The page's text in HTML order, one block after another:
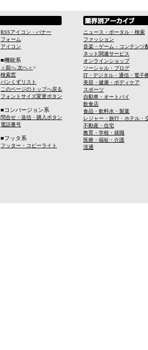
RSSアイコン・バナー
フォーム
アイコン
■機能系
＜前へ 次へ＞>
検索窓
パンくずリスト
このページのトップへ戻る
フォントサイズ変更ボタン
■コンバージョン系
問合せ・送信・購入ボタン
電話番号
■フッタ系
フッター・コピーライト
ニュース・ポータル・検索
ファッション
音楽・ゲーム・コンテンツ
ネット関連サービス
オンラインショップ
ソーシャル・ブログ
IT・デジタル・通信・電子
美容・健康・ボディケア
スポーツ
自動車・オートバイ
飲食店
食品・飲料水・製菓
レジャー・旅行・ホテル・
不動産・住宅
教育・学校・就職
医療・福祉・介護
流通